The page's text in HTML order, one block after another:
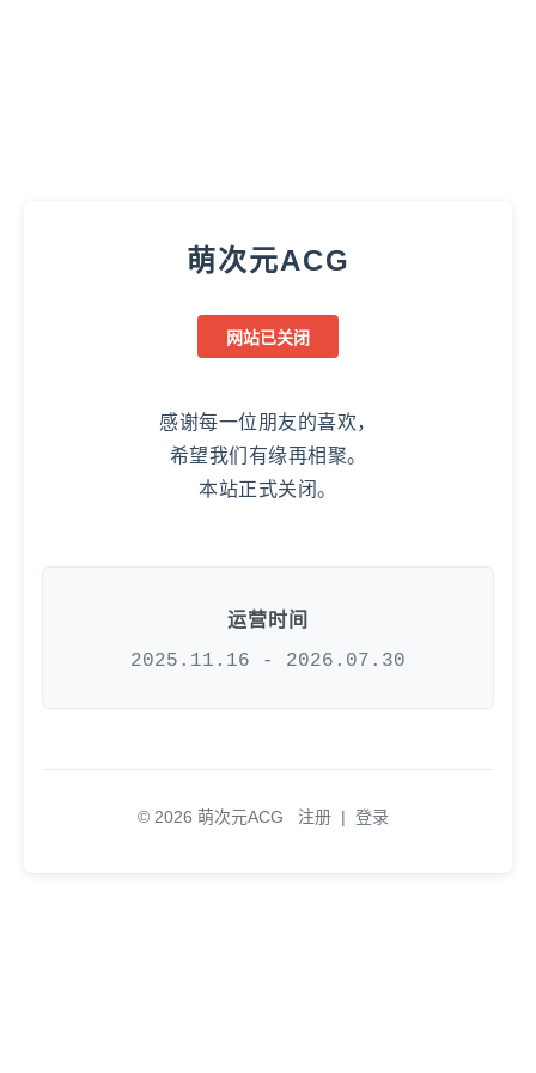
萌次元ACG
网站已关闭
感谢每一位朋友的喜欢，
希望我们有缘再相聚。
本站正式关闭。
运营时间
2025.11.16 - 2026.07.30
© 2026 萌次元ACG 注册 | 登录